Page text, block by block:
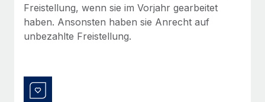
Mehr erfahren
Freistellung, wenn sie im Vorjahr gearbeitet
haben. Ansonsten haben sie Anrecht auf
unbezahlte Freistellung.